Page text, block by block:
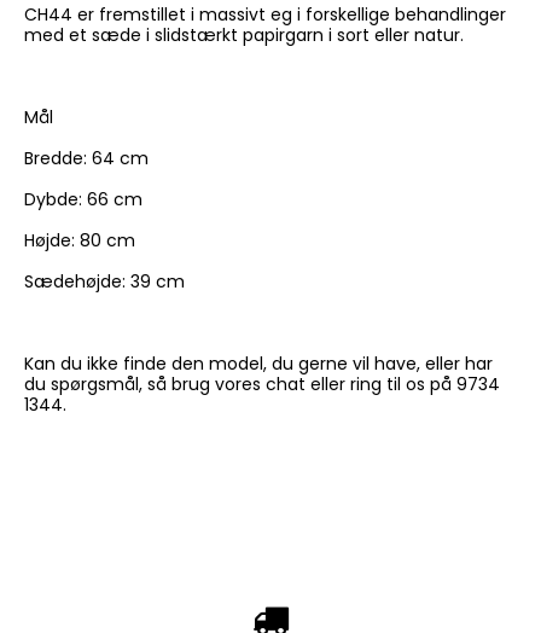
CH44 er fremstillet i massivt eg i forskellige behandlinger
med et sæde i slidstærkt papirgarn i sort eller natur.
Mål
Bredde: 64 cm
Dybde: 66 cm
Højde: 80 cm
Sædehøjde: 39 cm
Kan du ikke finde den model, du gerne vil have, eller har
du spørgsmål, så brug vores chat eller ring til os på 9734
1344.